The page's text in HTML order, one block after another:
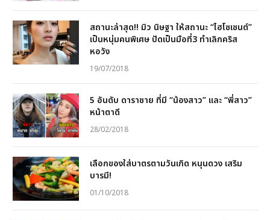
สถานะล่าสุด!! มิว นิษฐา ให้สถานะ “ไฮโซเซนต์”
เป็นหนุ่มคนพิเศษ ปัดเป็นมือที่3 ทำเลิกคริส
หอวัง
19/07/2018
5 อันดับ ดาราชาย ที่มี “น้องสาว” และ “พี่สาว”
หน้าตาดี
28/02/2018
เลือกของใส่บาตรตามวันเกิด หนุนดวง เสริม
บารมี!
01/10/2018